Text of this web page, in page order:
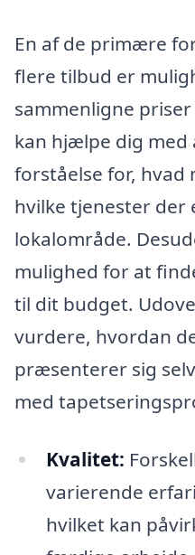
En af de primære
flere tilbud er
sammenligne
kan hjælpe dig med
forståelse for, hvad
hvilke tjenester
lokalområde.
mulighed for at
til dit budget.
vurdere, hvordan
præsenterer sig
med
Kvalitet:
varierende
hvilket kan